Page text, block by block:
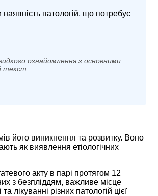
патологій, що потребує
ознайомлення з основними
текст.
його виникнення та розвитку. Воно
як виявлення етіологічних
акту в парі протягом 12
з безпліддям, важливе місце
лікуванні різних патологій цієї